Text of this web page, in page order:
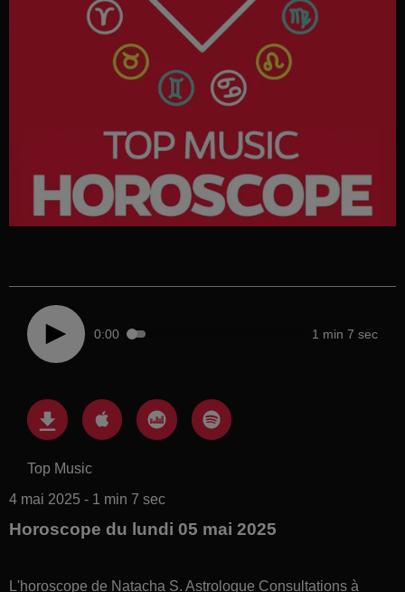
0:00 1 min 7 sec
Top Music
4 mai 2025 - 1 min 7 sec
Horoscope du lundi 05 mai 2025
L'horoscope de Natacha S. Astrologue Consultations à